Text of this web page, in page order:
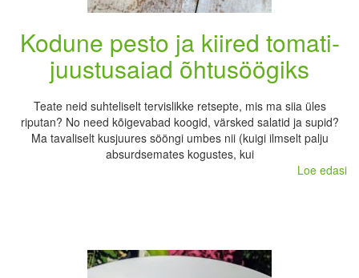
Kodune pesto ja kiired tomati-
juustusaiad õhtusöögiks
Teate neid suhteliselt tervislikke retsepte, mis ma siia üles
riputan? No need kõigevabad koogid, värsked salatid ja supid?
Ma tavaliselt kusjuures sööngi umbes nii (kuigi ilmselt palju
absurdsemates kogustes, kui
Loe edasi